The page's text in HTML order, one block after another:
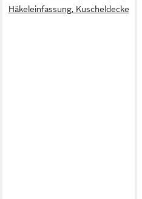
Häkeleinfassung, Kuscheldecke